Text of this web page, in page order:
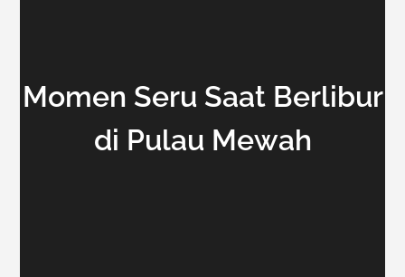
Momen Seru Saat Berlibur
di Pulau Mewah